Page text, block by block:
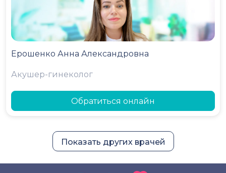
Ерошенко Анна Александровна
Акушер-гинеколог
Обратиться онлайн
Показать других врачей